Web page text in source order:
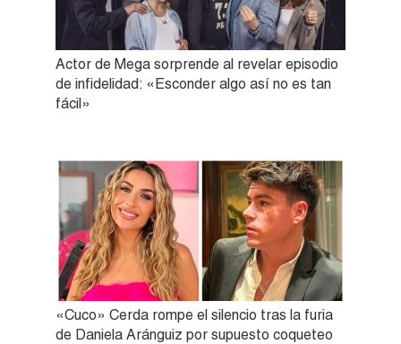
Actor de Mega sorprende al revelar episodio
de infidelidad: «Esconder algo así no es tan
fácil»
«Cuco» Cerda rompe el silencio tras la furia
de Daniela Aránguiz por supuesto coqueteo